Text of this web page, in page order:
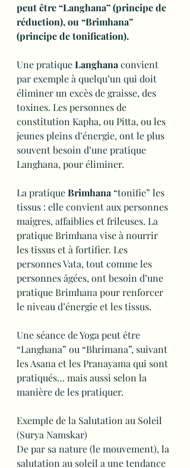
peut être “Langhana” (principe de
réduction), ou “Brimhana”
(principe de tonification).
Une pratique Langhana convient
par exemple à quelqu’un qui doit
éliminer un excès de graisse, des
toxines. Les personnes de
constitution Kapha, ou Pitta, ou les
jeunes pleins d’énergie, ont le plus
souvent besoin d’une pratique
Langhana, pour éliminer.
La pratique Brimhana “tonifie” les
tissus : elle convient aux personnes
maigres, affaiblies et frileuses. La
pratique Brimhana vise à nourrir
les tissus et à fortifier. Les
personnes Vata, tout comme les
personnes âgées, ont besoin d’une
pratique Brimhana pour renforcer
le niveau d’énergie et les tissus.
Une séance de Yoga peut être
“Langhana” ou “Bhrimana”, suivant
les Asana et les Pranayama qui sont
pratiqués… mais aussi selon la
manière de les pratiquer.
Exemple de la Salutation au Soleil
(Surya Namskar)
De par sa nature (le mouvement), la
salutation au soleil a une tendance